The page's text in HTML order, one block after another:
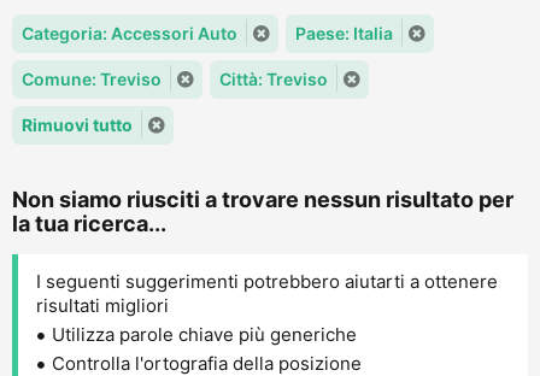
Categoria: Accessori Auto Paese: Italia
Comune: Treviso Città: Treviso
Rimuovi tutto
Non siamo riusciti a trovare nessun risultato per
la tua ricerca...
I seguenti suggerimenti potrebbero aiutarti a ottenere
risultati migliori
Utilizza parole chiave più generiche
Controlla l'ortografia della posizione